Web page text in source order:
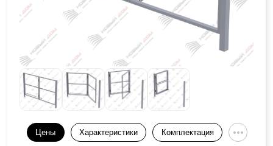
Цены Характеристики Комплектация